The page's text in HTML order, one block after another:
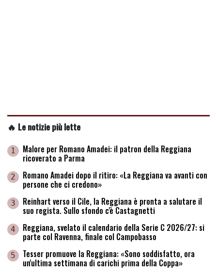
🔥 Le notizie più lette
1 Malore per Romano Amadei: il patron della Reggiana
ricoverato a Parma
2 Romano Amadei dopo il ritiro: «La Reggiana va avanti con
persone che ci credono»
3 Reinhart verso il Cile, la Reggiana è pronta a salutare il
suo regista. Sullo sfondo c'è Castagnetti
4 Reggiana, svelato il calendario della Serie C 2026/27: si
parte col Ravenna, finale col Campobasso
5 Tesser promuove la Reggiana: «Sono soddisfatto, ora
un'ultima settimana di carichi prima della Coppa»